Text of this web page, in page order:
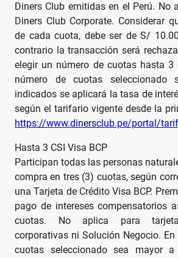
Diners Club emitidas en el Perú. No
Diners Club Corporate. Considerar
de cada cuota, debe ser de S/
contrario la transacción será
elegir un número de cuotas hasta 3
número de cuotas
indicados se aplicará la tasa de
según el tarifario vigente desde la
https://www.dinersclub.pe/portal/
Hasta 3 CSI Visa BCP
Participan todas las personas
compra en tres (3) cuotas, según
una Tarjeta de Crédito Visa BCP.
pago de intereses compensatorios
cuotas. No aplica para
corporativas ni Solución Negocio.
cuotas seleccionado sea mayor